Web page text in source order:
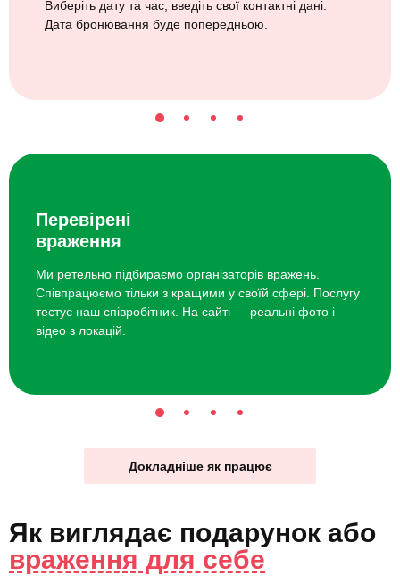
Виберіть дату та час, введіть свої контактні дані.
Дата бронювання буде попередньою.
Перевірені
враження
Ми ретельно підбираємо організаторів вражень.
Співпрацюємо тільки з кращими у своїй сфері. Послугу
тестує наш співробітник. На сайті — реальні фото і
відео з локацій.
Докладніше як працює
Як виглядає подарунок або
враження для себе